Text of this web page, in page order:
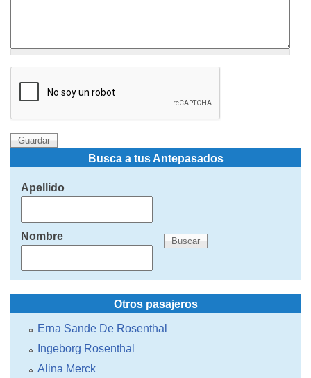
Busca a tus Antepasados
Apellido
Nombre
Otros pasajeros
Erna Sande De Rosenthal
Ingeborg Rosenthal
Alina Merck